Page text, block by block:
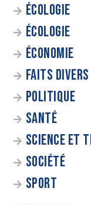
ÉCOLOGIE
ÉCOLOGIE
ÉCONOMIE
FAITS DIVERS
POLITIQUE
SANTÉ
SCIENCE ET
SOCIÉTÉ
SPORT